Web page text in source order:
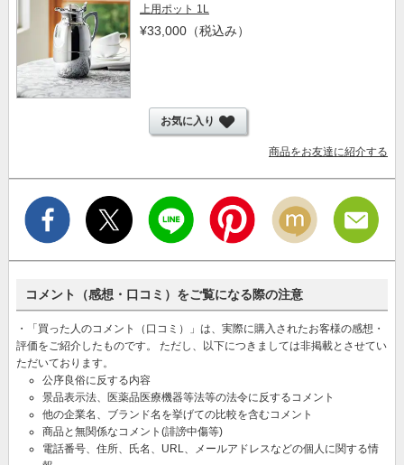
上用ポット 1L
¥33,000（税込み）
お気に入り
商品をお友達に紹介する
コメント（感想・口コミ）をご覧になる際の注意
・「買った人のコメント（口コミ）」は、実際に購入されたお客様の感想・
評価をご紹介したものです。 ただし、以下につきましては非掲載とさせてい
ただいております。
公序良俗に反する内容
景品表示法、医薬品医療機器等法等の法令に反するコメント
他の企業名、ブランド名を挙げての比較を含むコメント
商品と無関係なコメント(誹謗中傷等)
電話番号、住所、氏名、URL、メールアドレスなどの個人に関する情